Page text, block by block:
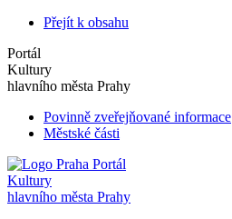
Přejít k obsahu
Portál
Kultury
hlavního města Prahy
Povinně zveřejňované informace
Městské části
Portál
Kultury
hlavního města Prahy